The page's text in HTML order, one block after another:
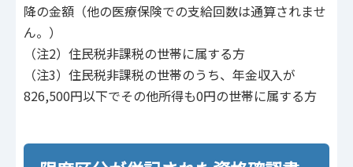
降の金額（他の医療保険での支給回数は通算されませ
ん。）
（注2）住民税非課税の世帯に属する方
（注3）住民税非課税の世帯のうち、年金収入が
826,500円以下でその他所得も0円の世帯に属する方